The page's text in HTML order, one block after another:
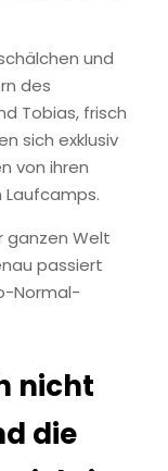
und
des
Tobias, frisch
sich exklusiv
von ihren
Laufcamps.
ganzen Welt
passiert
Normal-
nicht
die